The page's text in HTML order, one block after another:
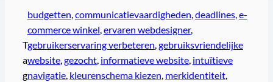
T
a
g
budgetten, communicatievaardigheden, deadlines, e-
commerce winkel, ervaren webdesigner,
gebruikerservaring verbeteren, gebruiksvriendelijke
website, gezocht, informatieve website, intuïtieve
navigatie, kleurenschema kiezen, merkidentiteit,